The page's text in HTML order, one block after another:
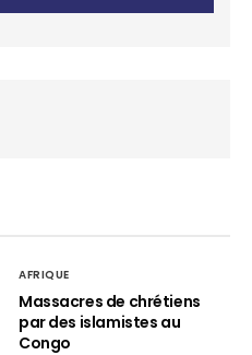
AFRIQUE
Massacres de chrétiens
par des islamistes au
Congo